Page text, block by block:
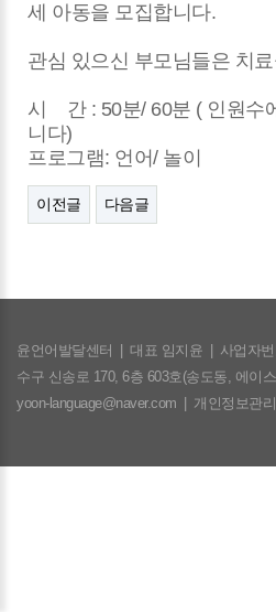
세 아동을 모집합니다.
관심 있으신 부모님들은 치
시 간 : 50분/ 60분 ( 인원수
니다)
프로그램: 언어/ 놀이
이전글 다음글
윤언어발달센터 대표 임지윤 사업자
수구 신송로 170, 6층 603호(송도동, 에이
yoon-language@naver.com
개인정보관